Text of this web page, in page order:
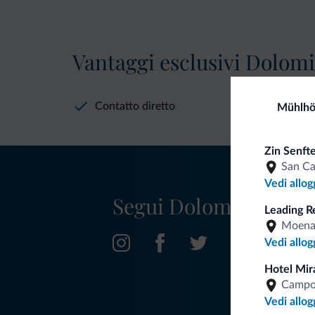
Zin
San
Vedi
Leading
Moena
Vedi
Hotel
Vedi
Vantaggi esclusivi
Contatto diretto
Segui Dolomiti.it